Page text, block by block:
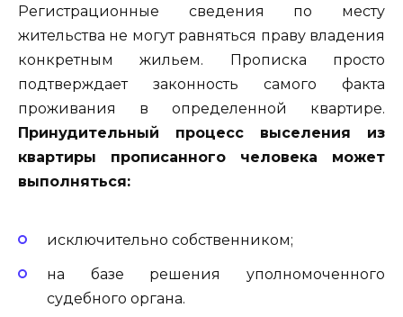
Регистрационные сведения по месту
жительства не могут равняться праву владения
конкретным жильем. Прописка просто
подтверждает законность самого факта
проживания в определенной квартире.
Принудительный процесс выселения из
квартиры прописанного человека может
выполняться:
исключительно собственником;
на базе решения уполномоченного
судебного органа.